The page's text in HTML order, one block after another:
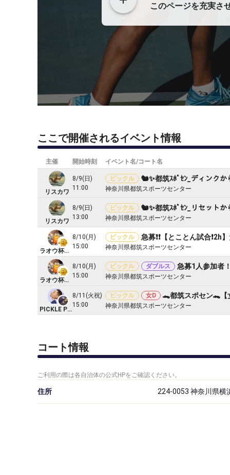
このページを充実さ
ここで開催されるイベント情報
主催 開始時刻 イベント名/コート名
リスカワ
8/9(日)
11:00
ピックル 🐿️✨都筑ｽﾎﾟｾﾝ_ディンクか
神奈川県都筑スポーツセンター
リスカワ
8/9(日)
13:00
ピックル 🐿️✨都筑ｽﾎﾟｾﾝ_リセットか
神奈川県都筑スポーツセンター
ラオウ杯テニス🎾ピックル🏓バドミントン🏸卓球🏓
8/10(月)
15:00
ピックル 急募❗️❗️【とことん試合
神奈川県都筑スポーツセンター
ラオウ杯テニス🎾ピックル🏓バドミントン🏸卓球🏓
8/10(月)
15:00
ピックル ダブルス 急募1人参加者
神奈川県都筑スポーツセンター
PICKLE PISTOLS
8/11(火祝)
15:00
ピックル 女D 🐊都筑スポセン🐊
神奈川県都筑スポーツセンター
コート情報
ご利用の際は各自治体の公式HPをご確認ください。
住所 224-0053 神奈川県横